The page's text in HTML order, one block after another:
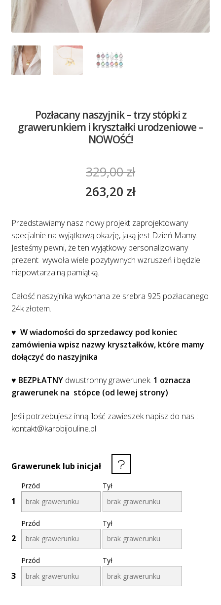
Pozłacany naszyjnik – trzy stópki z
grawerunkiem i kryształki urodzeniowe –
NOWOŚĆ!
329,00zł
263,20 zł
Przedstawiamy nasz nowy projekt zaprojektowany
specjalnie na wyjątkową okazję, jaką jest Dzień Mamy.
Jesteśmy pewni, że ten wyjątkowy personalizowany
prezent wywoła wiele pozytywnych wzruszeń i będzie
niepowtarzalną pamiątką.
Całość naszyjnika wykonana ze srebra 925 pozłacanego
24k złotem.
♥ W wiadomości do sprzedawcy pod koniec
zamówienia wpisz nazwy kryształków, które mamy
dołączyć do naszyjnika
♥ BEZPŁATNYdwustronny grawerunek. 1 oznacza
grawerunek na stópce (od lewej strony)
Jeśli potrzebujesz inną ilość zawieszek napisz do nas :
kontakt@karobijouline.pl
Grawerunek lub inicjał
1
Przód Tył
2
Przód Tył
3
Przód Tył